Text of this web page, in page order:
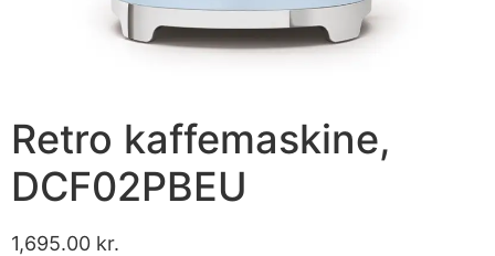
Retro kaffemaskine,
DCF02PBEU
1,695.00 kr.